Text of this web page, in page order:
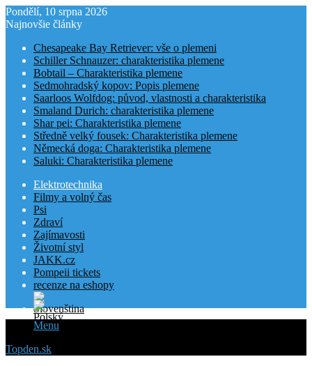
Pondělí, 10 srpna 2026
Najnovšie články
Chesapeake Bay Retriever: vše o plemeni
Schiller Schnauzer: charakteristika plemene
Bobtail – Charakteristika plemene
Sedmohradský kopov: Popis plemene
Saarloos Wolfdog: původ, vlastnosti a charakteristika
Smaland Durich: charakteristika plemene
Shar pei: Charakteristika plemene
Středně velký fousek: Charakteristika plemene
Německá doga: Charakteristika plemene
Saluki: Charakteristika plemene
Elektrotechnika
Filmy a volný čas
Psi
Zdraví
Zajímavosti
Životní styl
JAKK.cz
Pompeii tickets
recenze na eshopy
Menu
Topden.sk